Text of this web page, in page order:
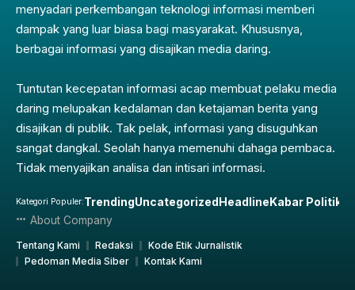
menyadari perkembangan teknologi informasi memberi
dampak yang luar biasa bagi masyarakat. Khususnya,
berbagai informasi yang disajikan media daring.
Tuntutan kecepatan informasi acap membuat pelaku media
daring melupakan kedalaman dan ketajaman berita yang
disajikan di publik. Tak pelak, informasi yang disuguhkan
sangat dangkal. Seolah hanya memenuhi dahaga pembaca.
Tidak menyajikan analisa dan intisari informasi.
Kategori Populer:TrendingUncategorizedHeadlineKabar Politik
About Company
Tentang Kami Redaksi
Kode Etik Jurnalistik
Pedoman Media Siber
Kontak Kami